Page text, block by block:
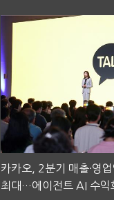
카카오, 2분기 매출·영
최대…에이전트 AI 수익